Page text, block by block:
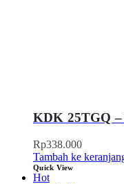
KDK 25TGQ –
Rp338.000
Tambah ke
Quick View
Hot